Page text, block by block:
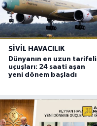
SIVIL HAVACILIK
Dünyanın en uzun tarifeli
uçuşları: 24 saati aşan
yeni dönem başladı